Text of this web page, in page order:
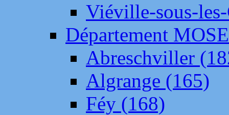
Viéville-sous-
Département
Abreschviller
Algrange (165)
Féy (168)